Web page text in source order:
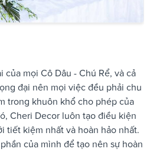
của mọi Cô Dâu - Chú Rể, và cả
đại nên mọi việc đều phải chu
trong khuôn khổ cho phép của
Cheri Decor luôn tạo điều kiện
tiết kiệm nhất và hoàn hảo nhất.
của mình để tạo nên sự hoàn